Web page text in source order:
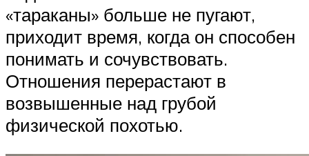
«тараканы» больше не пугают,
приходит время, когда он способен
понимать и сочувствовать.
Отношения перерастают в
возвышенные над грубой
физической похотью.